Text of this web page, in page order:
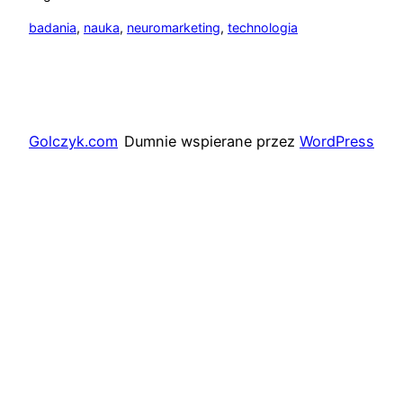
badania, nauka, neuromarketing, technologia
Golczyk.com Dumnie wspierane przez WordPress